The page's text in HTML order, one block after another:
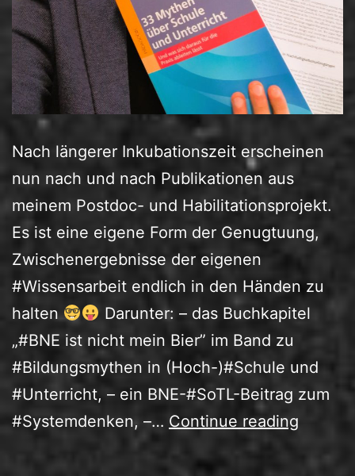
Nach längerer Inkubationszeit erscheinen
nun nach und nach Publikationen aus
meinem Postdoc- und Habilitationsprojekt.
Es ist eine eigene Form der Genugtuung,
Zwischenergebnisse der eigenen
#Wissensarbeit endlich in den Händen zu
halten
Darunter: – das Buchkapitel
„#BNE ist nicht mein Bier” im Band zu
#Bildungsmythen in (Hoch-)#Schule und
#Unterricht, – ein BNE-#SoTL-Beitrag zum
#Systemdenken, –… Continue reading